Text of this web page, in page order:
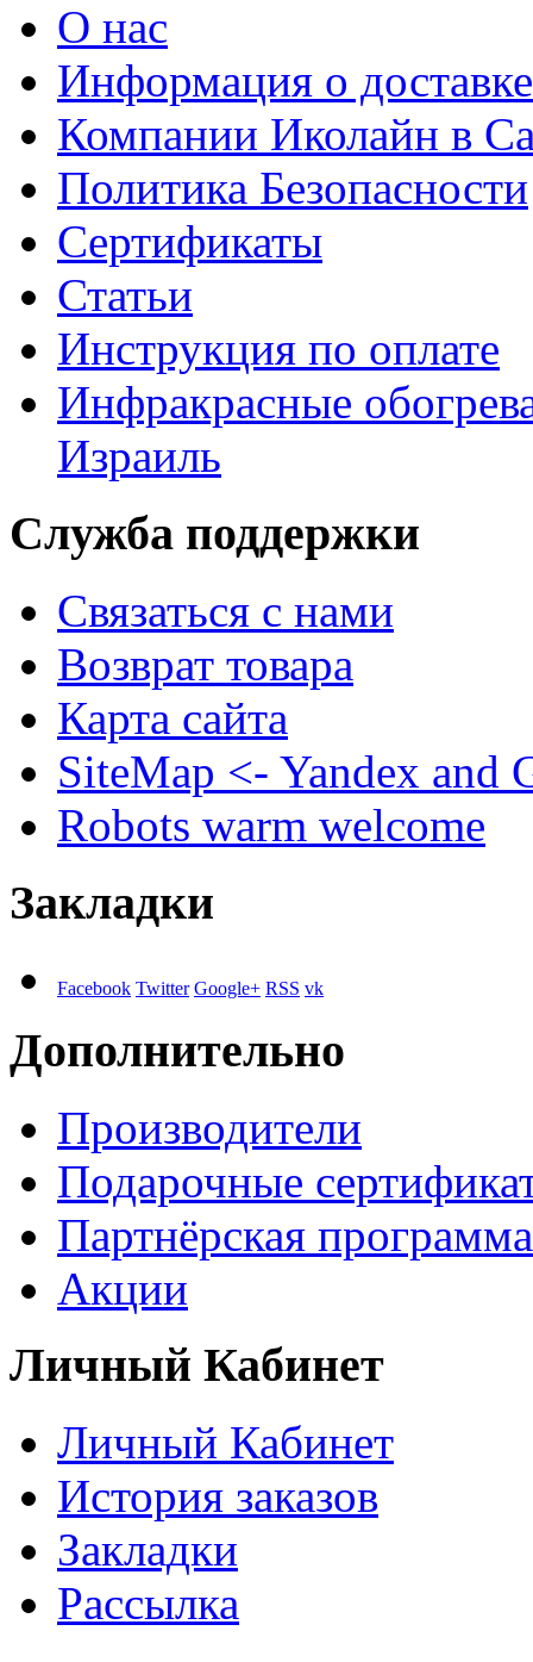
О нас
Информация о доставке
Компании Иколайн в
Политика Безопасности
Сертификаты
Статьи
Инструкция по оплате
Инфракрасные
Израиль
Служба поддержки
Связаться с нами
Возврат товара
Карта сайта
SiteMap <- Yandex and
Robots warm welcome
Закладки
Facebook Twitter Google+ RSS vk
Дополнительно
Производители
Подарочные
Партнёрская программа
Акции
Личный Кабинет
Личный Кабинет
История заказов
Закладки
Рассылка